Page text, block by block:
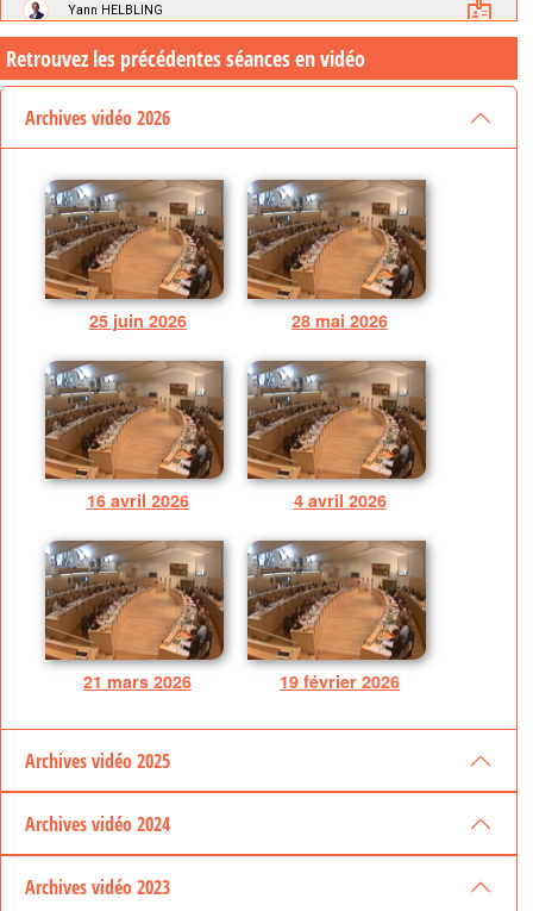
Retrouvez les précédentes séances en vidéo
Archives vidéo 2026
25 juin 2026 28 mai 2026
16 avril 2026 4 avril 2026
21 mars 2026 19 février 2026
Archives vidéo 2025
Archives vidéo 2024
Archives vidéo 2023